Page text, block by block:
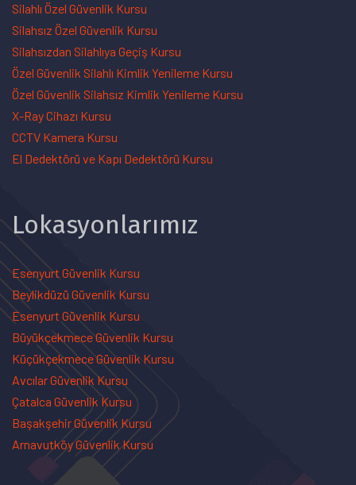
Silahlı Özel Güvenlik Kursu
Silahsız Özel Güvenlik Kursu
Silahsızdan Silahlıya Geçiş Kursu
Özel Güvenlik Silahlı Kimlik Yenileme Kursu
Özel Güvenlik Silahsız Kimlik Yenileme Kursu
X-Ray Cihazı Kursu
CCTV Kamera Kursu
El Dedektörü ve Kapı Dedektörü Kursu
Lokasyonlarımız
Esenyurt Güvenlik Kursu
Beylikdüzü Güvenlik Kursu
Esenyurt Güvenlik Kursu
Büyükçekmece Güvenlik Kursu
Küçükçekmece Güvenlik Kursu
Avcılar Güvenlik Kursu
Çatalca Güvenlik Kursu
Başakşehir Güvenlik Kursu
Arnavutköy Güvenlik Kursu